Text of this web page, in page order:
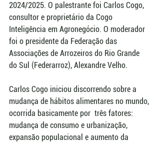
2024/2025. O palestrante foi Carlos Cogo,
consultor e proprietário da Cogo
Inteligência em Agronegócio. O moderador
foi o presidente da Federação das
Associações de Arrozeiros do Rio Grande
do Sul (Federarroz), Alexandre Velho.
Carlos Cogo iniciou discorrendo sobre a
mudança de hábitos alimentares no mundo,
ocorrida basicamente por  três fatores:
mudança de consumo e urbanização,
expansão populacional e aumento da